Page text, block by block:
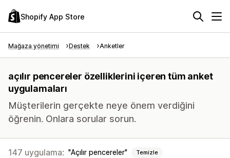
Shopify App Store
Mağaza yönetimi Destek Anketler
açılır pencereler özelliklerini içeren tüm anket
uygulamaları
Müşterilerin gerçekte neye önem verdiğini
öğrenin. Onlara sorular sorun.
147 uygulama: Açılır pencereler Temizle